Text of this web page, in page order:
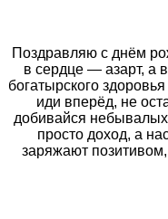
Поздравляю с днём
в сердце — азарт, а
богатырского
иди вперёд, не
добивайся
просто доход, а
заряжают